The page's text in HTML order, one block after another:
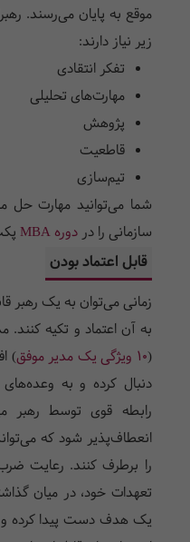
موقع به پایان می‌رسند.
زیر نیاز دارند:
تفکر انتقادی
مهارت‌های تحلیلی
پژوهش
قاطعیت
تیم‌سازی
شما می‌توانید مهارت حل
سازمانی را دردوره MBA
قابل اعتماد بودن
زمانی می‌توان به یک رهبر
به آن اعتماد و تکیه کنند.
(10 ویژگی یک مدیر موفق
)
دنبال کرده و به
رابطه قوی توسط رهبر
انعطاف‌پذیر شود که
را برطرف کنند. رعایت
تعهدات خود، در میان
یک هدف دست پیدا کرده و